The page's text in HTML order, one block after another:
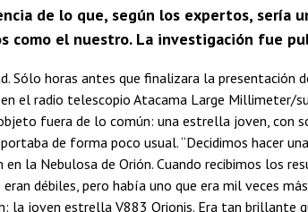
de lo que, según los expertos, sería
como el nuestro. La investigación fue
Sólo horas antes que finalizara la presentación
el radio telescopio Atacama Large Millimeter/
fuera de lo común: una estrella joven, con
de forma poco usual.“Decidimos hacer
la Nebulosa de Orión. Cuando recibimos los
débiles, pero había uno que era mil veces
la joven estrella V883 Orionis. Era tan brillante